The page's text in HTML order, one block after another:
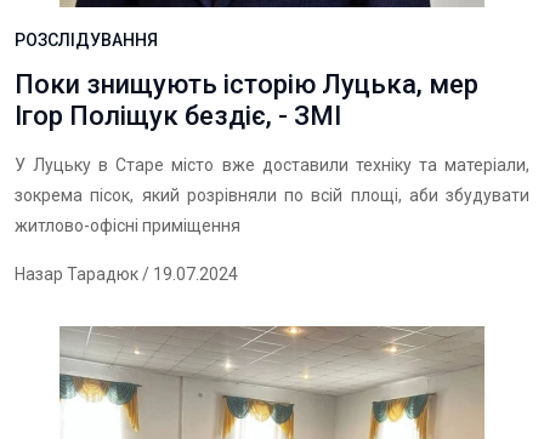
РОЗСЛІДУВАННЯ
Поки знищують історію Луцька, мер
Ігор Поліщук бездіє, - ЗМІ
У Луцьку в Старе місто вже доставили техніку та матеріали,
зокрема пісок, який розрівняли по всій площі, аби збудувати
житлово-офісні приміщення
Назар Тарадюк/ 19.07.2024